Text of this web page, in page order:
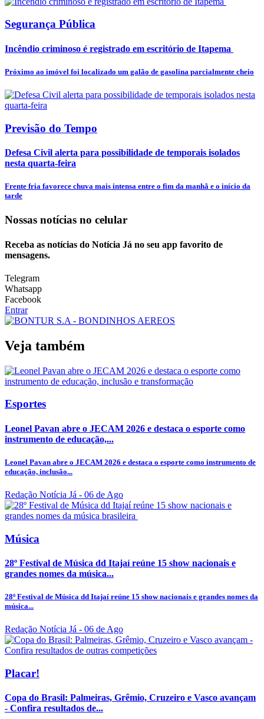
Segurança Pública
Incêndio criminoso é registrado em escritório de Itapema
Próximo ao imóvel foi localizado um galão de gasolina parcialmente cheio
Previsão do Tempo
Defesa Civil alerta para possibilidade de temporais isolados
nesta quarta-feira
Frente fria favorece chuva mais intensa entre o fim da manhã e o início da
tarde
Nossas notícias no celular
Receba as notícias do Notícia Já no seu app favorito de
mensagens.
Telegram
Whatsapp
Facebook
Entrar
Veja também
Esportes
Leonel Pavan abre o JECAM 2026 e destaca o esporte como
instrumento de educação,...
Leonel Pavan abre o JECAM 2026 e destaca o esporte como instrumento de
educação, inclusão...
Redação Notícia Já - 06 de Ago
Música
28º Festival de Música dd Itajaí reúne 15 show nacionais e
grandes nomes da música...
28º Festival de Música dd Itajaí reúne 15 show nacionais e grandes nomes da
música...
Redação Notícia Já - 06 de Ago
Placar!
Copa do Brasil: Palmeiras, Grêmio, Cruzeiro e Vasco avançam
- Confira resultados de...